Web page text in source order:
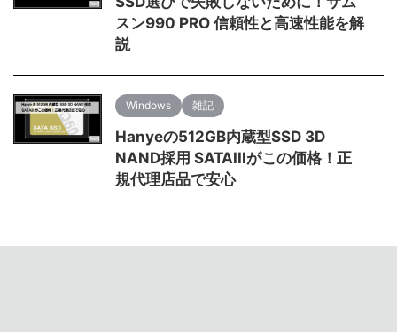
スン990 PRO 信頼性と高速性能を解
説
Windows 雑記
Hanyeの512GB内蔵型SSD 3D
NAND採用 SATAIIIがこの価格！正
規代理店品で安心